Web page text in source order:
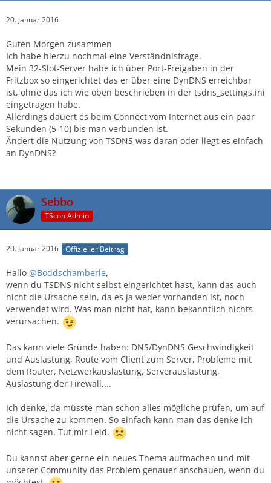
20. Januar 2016
Guten Morgen zusammen
Ich habe hierzu nochmal eine Verständnisfrage.
Mein 32-Slot-Server habe ich über Port-Freigaben in der
Fritzbox so eingerichtet das er über eine DynDNS erreichbar
ist, ohne das ich wie oben beschrieben in der tsdns_settings.ini
eingetragen habe.
Allerdings dauert es beim Connect vom Internet aus ein paar
Sekunden (5-10) bis man verbunden ist.
Ändert die Nutzung von TSDNS was daran oder liegt es einfach
an DynDNS?
Sebbo
TScon Admin
20. Januar 2016 Offizieller Beitrag
Hallo @Boddschamberle,
wenn du TSDNS nicht selbst eingerichtet hast, kann das auch
nicht die Ursache sein, da es ja weder vorhanden ist, noch
verwendet wird. Was man nicht hat, kann bekanntlich nichts
verursachen.
Das kann viele Gründe haben: DNS/DynDNS Geschwindigkeit
und Auslastung, Route vom Client zum Server, Probleme mit
dem Router, Netzwerkauslastung, Serverauslastung,
Auslastung der Firewall,...
Ich denke, da müsste man schon alles mögliche prüfen, um auf
die Ursache zu kommen. So einfach kann man das denke ich
nicht sagen. Tut mir Leid.
Du kannst aber gerne ein neues Thema aufmachen und mit
unserer Community das Problem genauer anschauen, wenn du